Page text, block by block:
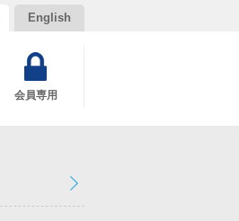
English
会員専用